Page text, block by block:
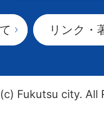
リンク・
Fukutsu city. All